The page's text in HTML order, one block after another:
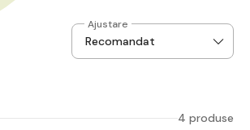
Ajustare
4 produse